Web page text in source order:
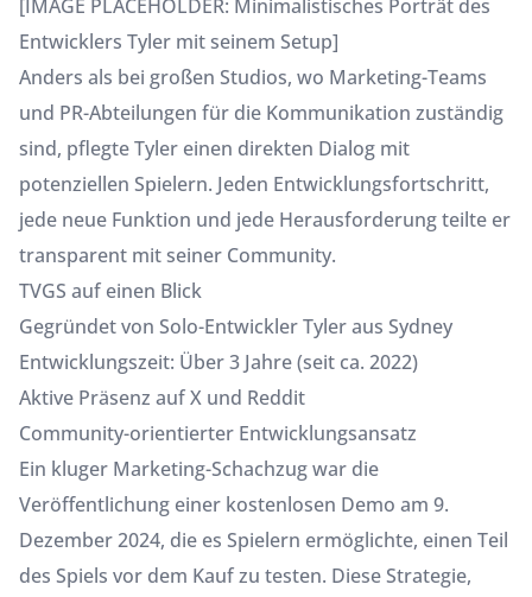
[IMAGE PLACEHOLDER: Minimalistisches Porträt des
Entwicklers Tyler mit seinem Setup]
Anders als bei großen Studios, wo Marketing-Teams
und PR-Abteilungen für die Kommunikation zuständig
sind, pflegte Tyler einen direkten Dialog mit
potenziellen Spielern. Jeden Entwicklungsfortschritt,
jede neue Funktion und jede Herausforderung teilte er
transparent mit seiner Community.
TVGS auf einen Blick
Gegründet von Solo-Entwickler Tyler aus Sydney
Entwicklungszeit: Über 3 Jahre (seit ca. 2022)
Aktive Präsenz auf X und Reddit
Community-orientierter Entwicklungsansatz
Ein kluger Marketing-Schachzug war die
Veröffentlichung einer kostenlosen Demo am 9.
Dezember 2024, die es Spielern ermöglichte, einen Teil
des Spiels vor dem Kauf zu testen. Diese Strategie,